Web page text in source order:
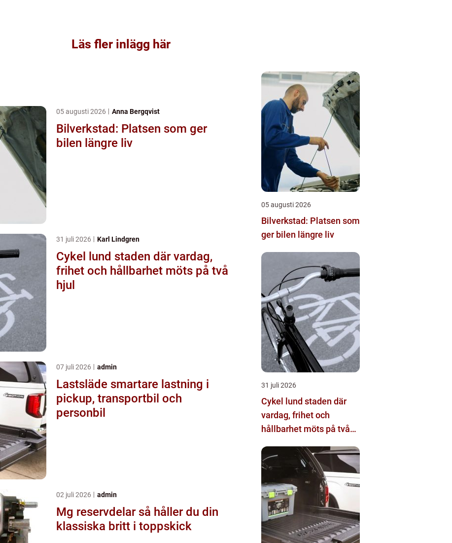
Läs fler inlägg här
05 augusti 2026 Anna Bergqvist
Bilverkstad: Platsen som ger
bilen längre liv
31 juli 2026 Karl Lindgren
Cykel lund staden där vardag,
frihet och hållbarhet möts på två
hjul
07 juli 2026 admin
Lastsläde smartare lastning i
pickup, transportbil och
personbil
02 juli 2026 admin
Mg reservdelar så håller du din
klassiska britt i toppskick
05 augusti 2026
Bilverkstad: Platsen som
ger bilen längre liv
31 juli 2026
Cykel lund staden där
vardag, frihet och
hållbarhet möts på två